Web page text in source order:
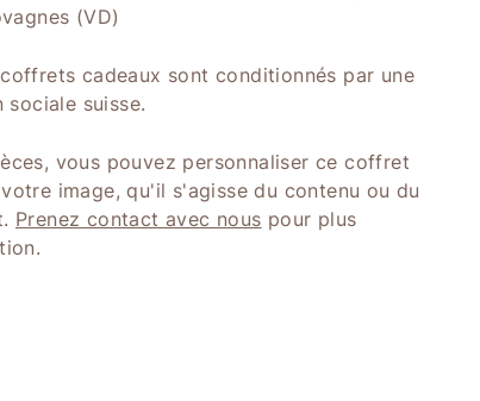
(VD)
cadeaux sont conditionnés par une
sociale suisse.
vous pouvez personnaliser ce coffret
image, qu'il s'agisse du contenu ou du
Prenez contact avec nous pour plus